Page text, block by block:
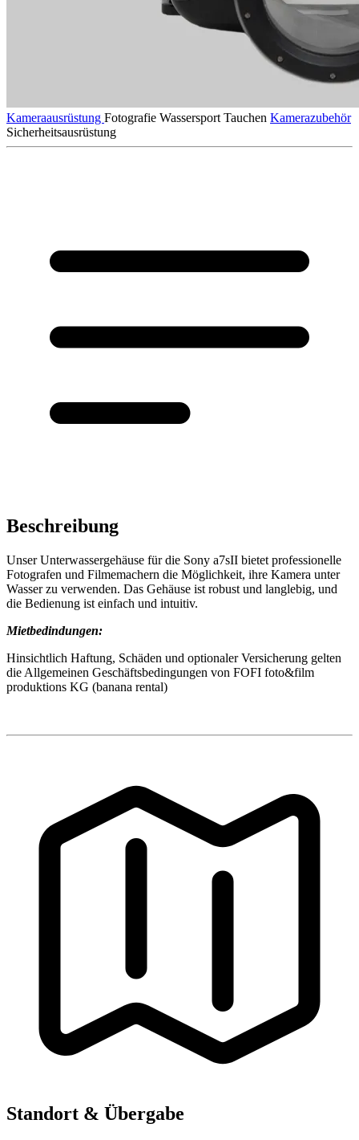
Kameraausrüstung Fotografie Wassersport Tauchen Kamerazubehör
Sicherheitsausrüstung
Beschreibung
Unser Unterwassergehäuse für die Sony a7sII bietet professionelle
Fotografen und Filmemachern die Möglichkeit, ihre Kamera unter
Wasser zu verwenden. Das Gehäuse ist robust und langlebig, und
die Bedienung ist einfach und intuitiv.
Mietbedindungen:
Hinsichtlich Haftung, Schäden und optionaler Versicherung gelten
die Allgemeinen Geschäftsbedingungen von FOFI foto&film
produktions KG (banana rental)
Standort & Übergabe